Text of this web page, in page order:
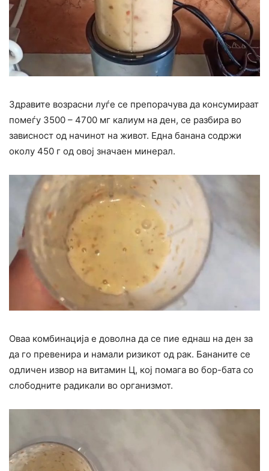
Здравите возрасни луѓе се препорачува да консумираат
помеѓу 3500 – 4700 мг калиум на ден, се разбира во
зависност од начинот на живот. Една банана содржи
околу 450 г од овој значаен минерал.
Оваа комбинација е доволна да се пие еднаш на ден за
да го превенира и намали ризикот од рак. Бананите се
одличен извор на витамин Ц, кој помага во бор-бата со
слободните радикали во организмот.